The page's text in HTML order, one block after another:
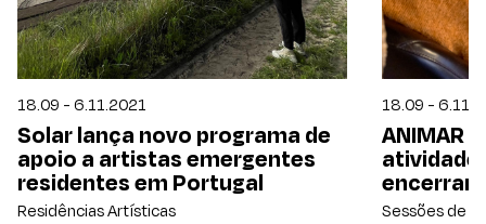
18.09 - 6.11.2021
Solar lança novo programa de
apoio a artistas emergentes
residentes em Portugal
Residências Artísticas
18.09 -
ANIMAR
Sessões de